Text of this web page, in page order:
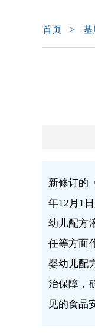
首页 > 基
新修订的
年12月1日
幼儿配方
任等方面
婴幼儿配
治保障，
见的食品